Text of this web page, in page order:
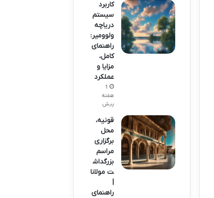
کاربرد
سیستم
دریاچه
ولوومیر:
راهنمای
کامل،
مزایا و
عملکرد
1
هفته
پیش
قونیه،
محل
برگزاری
مراسم
بزرگداش
ت مولانا
|
راهنمای